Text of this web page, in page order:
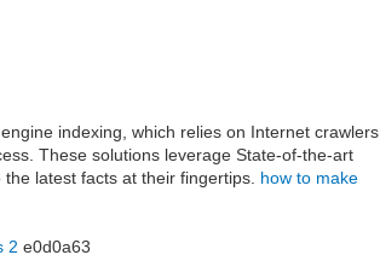
indexing, which relies on Internet crawlers
These solutions leverage State-of-the-art
latest facts at their fingertips. how to make
2 e0d0a63